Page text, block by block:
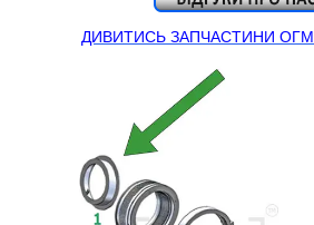
ДИВИТИСЬ ЗАПЧАСТИНИ ОГМ